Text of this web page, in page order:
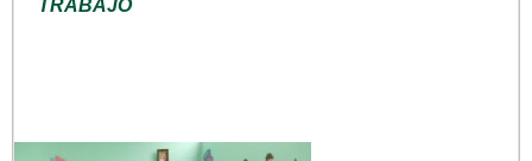
TRABAJO